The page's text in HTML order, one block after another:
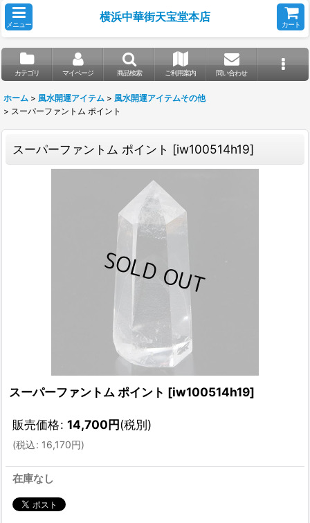
メニュー
横浜中華街天宝堂本店
カート
カテゴリ マイページ 商品検索 ご利用案内 問い合わせ
ホーム > 風水開運アイテム > 風水開運アイテムその他
> スーパーファントム ポイント
スーパーファントム ポイント [iw100514h19]
スーパーファントム ポイント [iw100514h19]
販売価格: 14,700円(税別)
(税込: 16,170円)
在庫なし